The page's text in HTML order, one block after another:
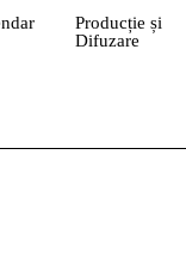
Producție și
Difuzare